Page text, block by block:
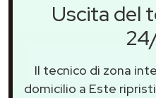
Uscita del
Il tecnico di zona
domicilio a Este